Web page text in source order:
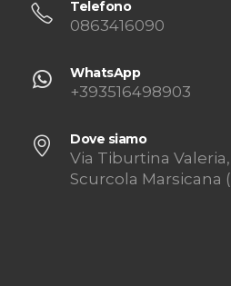
Telefono
0863416090
WhatsApp
+393516498903
Dove siamo
Via Tiburtina Valeria,
Scurcola Marsicana